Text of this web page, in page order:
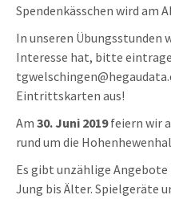
Spendenkässchen wird am
In unseren Übungsstunden
Interesse hat, bitte
Eintrittskarten aus!
Am 30. Juni 2019feiern wir
rund um die
Es gibt unzählige
Jung bis Älter. Spielgeräte